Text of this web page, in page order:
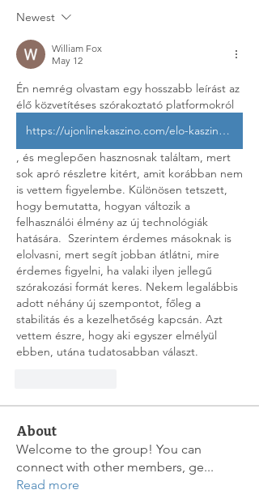
Newest
William Fox
May 12
Én nemrég olvastam egy hosszabb leírást az
élő közvetítéses szórakoztató platformokról
https://ujonlinekaszino.com/elo-kaszinok/
, és meglepően hasznosnak találtam, mert
sok apró részletre kitért, amit korábban nem
is vettem figyelembe. Különösen tetszett,
hogy bemutatta, hogyan változik a
felhasználói élmény az új technológiák
hatására.  Szerintem érdemes másoknak is
elolvasni, mert segít jobban átlátni, mire
érdemes figyelni, ha valaki ilyen jellegű
szórakozási formát keres. Nekem legalábbis
adott néhány új szempontot, főleg a
stabilitás és a kezelhetőség kapcsán. Azt
vettem észre, hogy aki egyszer elmélyül
ebben, utána tudatosabban választ.
About
Welcome to the group! You can
connect with other members, ge...
Read more